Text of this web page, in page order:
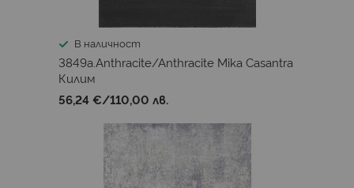
В наличност
3849a.Anthracite/Anthracite Mika Casantra
Килим
56,24 €/110,00 лв.